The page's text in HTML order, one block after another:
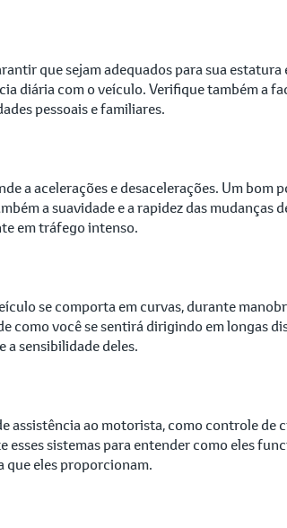
que sejam adequados para sua
diária com o veículo. Verifique também a
pessoais e familiares.
a acelerações e desacelerações. Um bom
a suavidade e a rapidez das mudanças
em tráfego intenso.
se comporta em curvas, durante
como você se sentirá dirigindo em longas
a sensibilidade deles.
ao motorista, como controle de
sistemas para entender como eles
que eles proporcionam.